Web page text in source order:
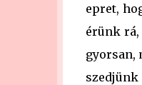
epret,
érünk
gyorsan,